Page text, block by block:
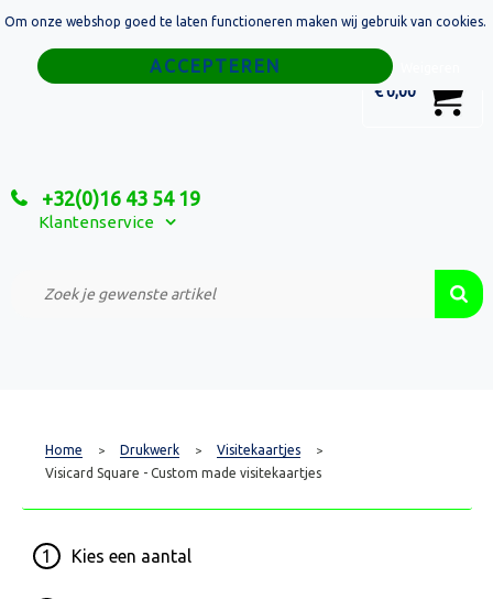
€ 0,00
+32(0)16 43 54 19
Klantenservice
Home
Relatiegeschenken
Custom Made Projecten
Home > Drukwerk > Visitekaartjes >
Visicard Square - Custom made visitekaartjes
1 Kies een aantal
Om onze webshop goed te laten functioneren maken wij gebruik van cookies.